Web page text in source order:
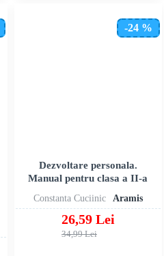
-24 %
Constanta Cuciinic Aramis
Dezvoltare personala.
Manual pentru clasa a II-a
26,59 Lei
34,99 Lei